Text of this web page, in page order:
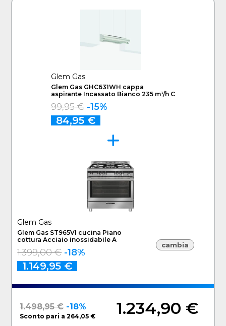
Glem Gas
Glem Gas GHC631WH cappa
aspirante Incassato Bianco 235 m³/h C
99,95 € -15%
84,95 €
Glem Gas
Glem Gas ST965VI cucina Piano
cottura Acciaio inossidabile A
1.399,00 € -18%
1.149,95 €
cambia
1.498,95 € -18%
Sconto pari a 264,05 € 1.234,90 €